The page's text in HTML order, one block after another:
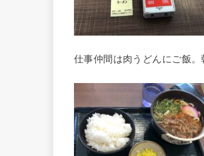
仕事仲間は肉うどんにご飯。